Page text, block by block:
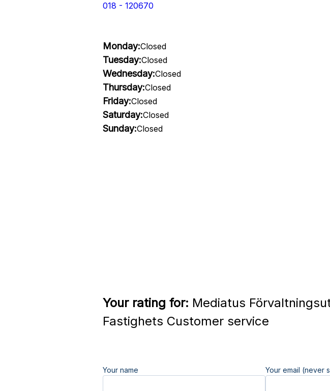
018 - 120670
Monday:Closed
Tuesday:Closed
Wednesday:Closed
Thursday:Closed
Friday:Closed
Saturday:Closed
Sunday:Closed
Your rating for: Mediatus
Fastighets Customer service
Your name Your email (never